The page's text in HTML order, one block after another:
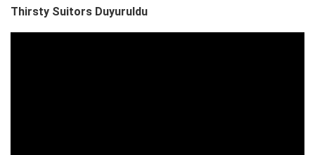
Thirsty Suitors Duyuruldu